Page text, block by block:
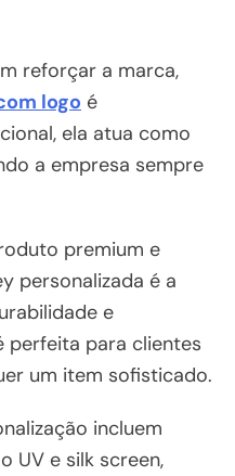
reforçar a marca,
logo é
ela atua como
a empresa sempre
premium e
personalizada é a
e
perfeita para clientes
um item sofisticado.
incluem
UV e silk screen,